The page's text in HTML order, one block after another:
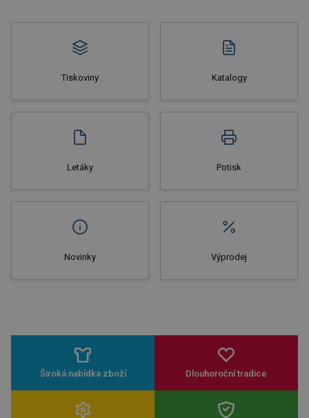
Tiskoviny Katalogy
Letáky Potisk
Novinky Výprodej
Široká nabídka zboží Dlouhoroční tradice